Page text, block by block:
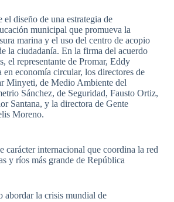
diseño de una estrategia de
municipal que promueva la
marina y el uso del centro de acopio
la ciudadanía. En la firma del acuerdo
el representante de Promar, Eddy
en economía circular, los directores de
Minyeti, de Medio Ambiente del
Sánchez, de Seguridad, Fausto Ortiz,
Santana, y la directora de Gente
Moreno.
carácter internacional que coordina la red
y ríos más grande de República
abordar la crisis mundial de